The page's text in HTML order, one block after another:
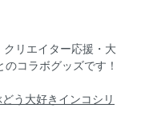
リエイター応援・大
コラボグッズです！
う大好きインコシリ